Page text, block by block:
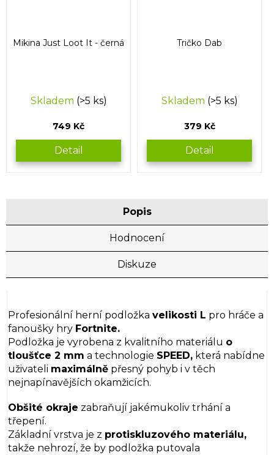
Mikina Just Loot It - černá
Skladem (>5 ks)
749 Kč
Detail
Tričko Dab
Skladem (>5 ks)
379 Kč
Detail
Popis
Hodnocení
Diskuze
Profesionální herní podložka velikosti L pro hráče a
fanoušky hry Fortnite.
Podložka je vyrobena z kvalitního materiálu o
tloušťce 2 mm a technologie SPEED, která nabídne
uživateli maximálně přesný pohyb i v těch
nejnapínavějších okamžicích.
Obšité okraje zabraňují jakémukoliv trhání a
třepení.
Základní vrstva je z protiskluzového materiálu,
takže nehrozí, že by podložka putovala